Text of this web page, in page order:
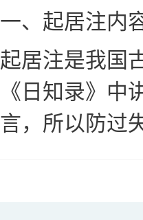
一、起居注内
起居注是我国
《日知录》中
言，所以防过